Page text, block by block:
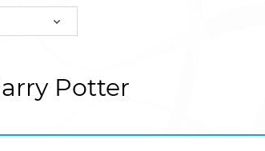
Potter